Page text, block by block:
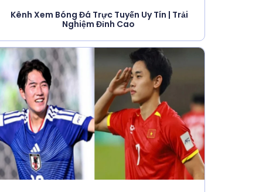
Kênh Xem Bóng Đá Trực Tuyến Uy Tín | Trải
Nghiệm Đỉnh Cao